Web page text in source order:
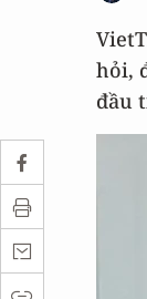
hỏi,
đầu